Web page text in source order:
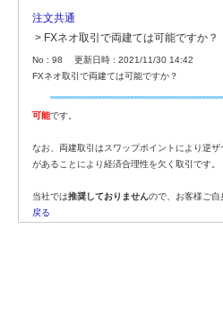
注文共通
> FXネオ取引で両建ては可能ですか？
No : 98
更新日時 : 2021/11/30 14:42
FXネオ取引で両建ては可能ですか？
可能です。
なお、両建取引はスワップポイントにより逆
があることにより経済合理性を欠く取引です。
当社では推奨しておりませんので、お客様ご自
戻る